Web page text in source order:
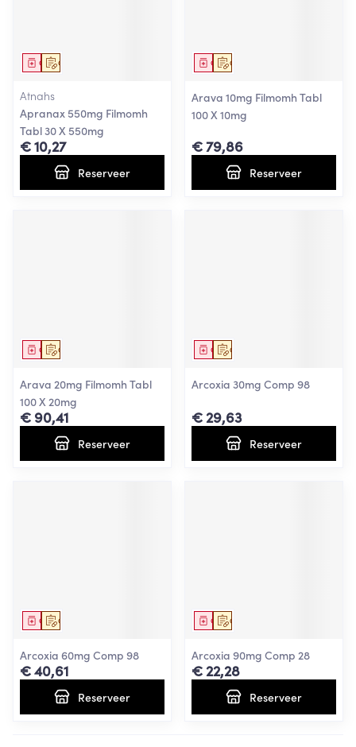
Op voorschrift
Geneesmiddel
Atnahs
Apranax 550mg Filmomh
Tabl 30 X 550mg
€ 10,27
Reserveer
Op voorschrift
Geneesmiddel
Arava 10mg Filmomh Tabl
100 X 10mg
€ 79,86
Reserveer
Op voorschrift
Geneesmiddel
Arava 20mg Filmomh Tabl
100 X 20mg
€ 90,41
Reserveer
Op voorschrift
Geneesmiddel
Arcoxia 30mg Comp 98
€ 29,63
Reserveer
Op voorschrift
Geneesmiddel
Arcoxia 60mg Comp 98
€ 40,61
Reserveer
Op voorschrift
Geneesmiddel
Arcoxia 90mg Comp 28
€ 22,28
Reserveer